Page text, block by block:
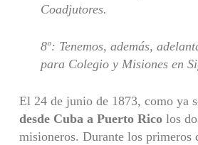
Coadjutores.
8º: Tenemos, además,
para Colegio y Misiones en
El 24 de junio de 1873, como ya
desde Cuba a Puerto Ricolos
misioneros. Durante los primeros